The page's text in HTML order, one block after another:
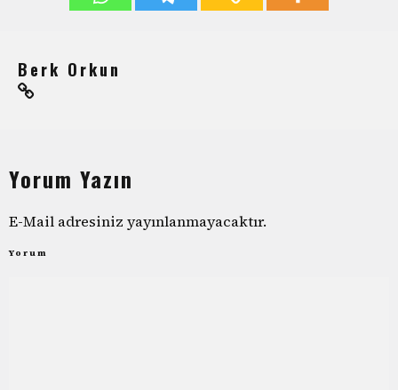
Berk Orkun
Yorum Yazın
E-Mail adresiniz yayınlanmayacaktır.
Yorum